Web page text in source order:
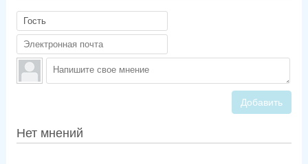
Добавить
Нет мнений